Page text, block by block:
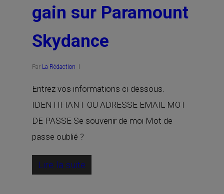
gain sur Paramount
Skydance
Par La Rédaction
Entrez vos informations ci-dessous.
IDENTIFIANT OU ADRESSE EMAIL MOT
DE PASSE Se souvenir de moi Mot de
passe oublié ?
Lire la suite